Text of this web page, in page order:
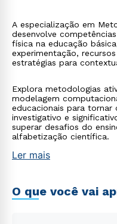
A especialização em
desenvolve
física na educação
experimentação,
estratégias para
Explora metodologias
modelagem
educacionais para tornar
investigativo e
superar desafios do
alfabetização científica.
Ler mais
O que você vai